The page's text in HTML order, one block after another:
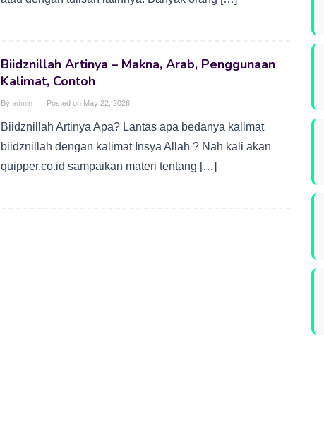
Biidznillah Artinya – Makna, Arab, Penggunaan
Kalimat, Contoh
By admin Posted on May 22, 2026
Biidznillah Artinya Apa? Lantas apa bedanya kalimat
biidznillah dengan kalimat Insya Allah ? Nah kali akan
quipper.co.id sampaikan materi tentang […]